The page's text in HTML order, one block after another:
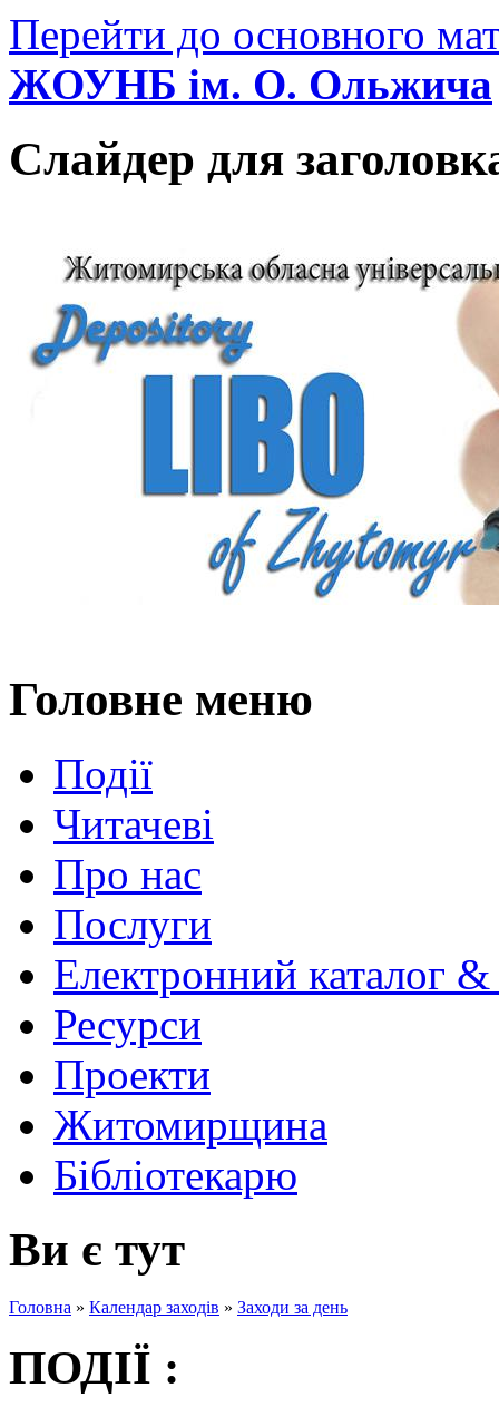
Перейти до основного
ЖОУНБ ім. О. Ольжича
Слайдер для
Головне меню
Події
Читачеві
Про нас
Послуги
Електронний каталог
Ресурси
Проекти
Житомирщина
Бібліотекарю
Ви є тут
Головна » Календар заходів » Заходи за день
ПОДІЇ :